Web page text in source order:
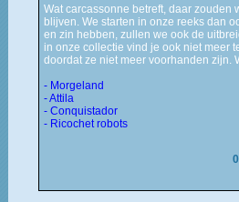
Wat carcassonne betreft, daar
blijven. We starten in onze reeks dan
en zin hebben, zullen we ook de
in onze collectie vind je ook niet meer
doordat ze niet meer voorhanden zijn.
- Morgeland
- Attila
- Conquistador
- Ricochet robots